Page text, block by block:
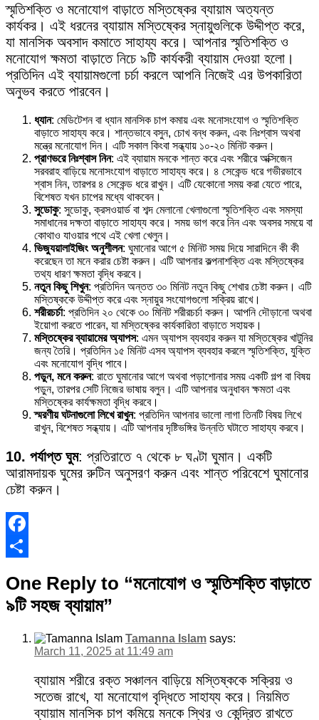
স্মৃতিশক্তি ও মনোযোগ বাড়াতে মস্তিষ্কের ব্যায়াম অত্যন্ত
কার্যকর। এই ধরনের ব্যায়াম মস্তিষ্কের স্নায়ুগুলিকে উদ্দীপ্ত করে,
যা মানসিক অবসাদ কমাতে সাহায্য করে। আপনার স্মৃতিশক্তি ও
মনোযোগ ক্ষমতা বাড়াতে নিচে ৯টি কার্যকরী ব্যায়াম দেওয়া হলো।
প্রতিদিন এই ব্যায়ামগুলো চর্চা করলে আপনি নিজেই এর উপকারিতা
অনুভব করতে পারবেন।
ধ্যান: মেডিটেশন বা ধ্যান মানসিক চাপ কমায় এবং মনোসংযোগ ও স্মৃতিশক্তি
বাড়াতে সাহায্য করে। শান্তভাবে বসুন, চোখ বন্ধ করুন, এবং নিঃশ্বাস অথবা
মন্ত্রে মনোযোগ দিন। এটি সকাল কিংবা সন্ধ্যায় ১০-২০ মিনিট করুন।
প্রাণভরে নিঃশ্বাস নিন: এই ব্যায়াম মনকে শান্ত করে এবং শরীরে অক্সিজেন
সরবরাহ বাড়িয়ে মনোসংযোগ বাড়াতে সাহায্য করে। ৪ সেকেন্ড ধরে গভীরভাবে
শ্বাস নিন, তারপর ৪ সেকেন্ড ধরে রাখুন। এটি যেকোনো সময় করা যেতে পারে,
বিশেষত যখন চাপের মধ্যে থাকবেন।
সুডোকু: সুডোকু, ক্রসওয়ার্ড বা শব্দ মেলানো খেলাগুলো স্মৃতিশক্তি এবং সমস্যা
সমাধানের দক্ষতা বাড়াতে সাহায্য করে। সময় ভাগ করে নিন এবং অবসর সময়ে বা
কোথাও যাওয়ার পথে এই খেলা খেলুন।
ভিজ্যুয়ালাইজিং অনুশীলন: ঘুমানোর আগে ৫ মিনিট সময় দিয়ে সারাদিনে কী কী
করেছেন তা মনে করার চেষ্টা করুন। এটি আপনার কল্পনাশক্তি এবং মস্তিষ্কের
তথ্য ধারণ ক্ষমতা বৃদ্ধি করবে।
নতুন কিছু শিখুন: প্রতিদিন অন্তত ৩০ মিনিট নতুন কিছু শেখার চেষ্টা করুন। এটি
মস্তিষ্ককে উদ্দীপ্ত করে এবং স্নায়ুর সংযোগগুলো সক্রিয় রাখে।
শরীরচর্চা: প্রতিদিন ২০ থেকে ৩০ মিনিট শরীরচর্চা করুন। আপনি দৌড়ানো অথবা
ইয়োগা করতে পারেন, যা মস্তিষ্কের কার্যকারিতা বাড়াতে সহায়ক।
মস্তিষ্কের ব্যায়ামের অ্যাপস: এমন অ্যাপস ব্যবহার করুন যা মস্তিষ্কের খাটুনির
জন্য তৈরি। প্রতিদিন ১৫ মিনিট এসব অ্যাপস ব্যবহার করলে স্মৃতিশক্তি, যুক্তি
এবং মনোযোগ বৃদ্ধি পাবে।
পড়ুন, মনে করুন: রাতে ঘুমানোর আগে অথবা পড়াশোনার সময় একটি গল্প বা বিষয়
পড়ুন, তারপর সেটি নিজের ভাষায় বলুন। এটি আপনার অনুধাবন ক্ষমতা এবং
মস্তিষ্কের কার্যক্ষমতা বৃদ্ধি করবে।
স্মরণীয় ঘটনাগুলো লিখে রাখুন: প্রতিদিন আপনার ভালো লাগা তিনটি বিষয় লিখে
রাখুন, বিশেষত সন্ধ্যায়। এটি আপনার দৃষ্টিভঙ্গির উন্নতি ঘটাতে সাহায্য করবে।
10. পর্যাপ্ত ঘুম: প্রতিরাতে ৭ থেকে ৮ ঘণ্টা ঘুমান। একটি
আরামদায়ক ঘুমের রুটিন অনুসরণ করুন এবং শান্ত পরিবেশে ঘুমানোর
চেষ্টা করুন।
Facebook
One Reply to “মনোযোগ ও স্মৃতিশক্তি বাড়াতে
৯টি সহজ ব্যায়াম”
Tamanna Islam says:
March 11, 2025 at 11:49 am
ব্যায়াম শরীরে রক্ত সঞ্চালন বাড়িয়ে মস্তিষ্ককে সক্রিয় ও
সতেজ রাখে, যা মনোযোগ বৃদ্ধিতে সাহায্য করে। নিয়মিত
ব্যায়াম মানসিক চাপ কমিয়ে মনকে স্থির ও কেন্দ্রিত রাখতে